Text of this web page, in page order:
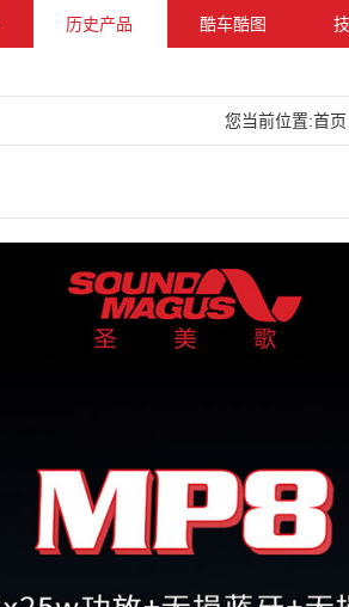
历史产品 酷车酷图
您当前位置:首页